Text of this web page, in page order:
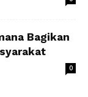
Bagikan
0